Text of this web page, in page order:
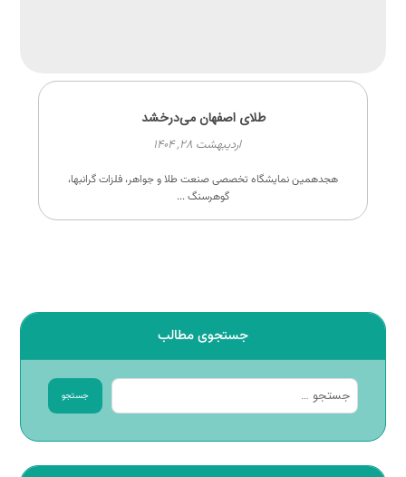
طلای اصفهان می‌درخشد
اردیبهشت ۲۸, ۱۴۰۴
هجدهمین نمایشگاه تخصصی صنعت طلا و جواهر، فلزات گرانبها،
گوهرسنگ ...
جستجوی مطالب
جستجو